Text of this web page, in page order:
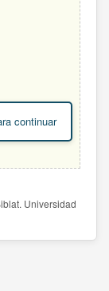
continuar
Universidad